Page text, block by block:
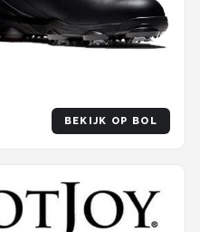
BEKIJK OP BOL